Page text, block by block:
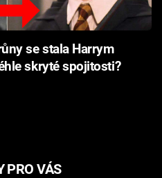
se stala Harrym
skryté spojitosti?
PRO VÁS